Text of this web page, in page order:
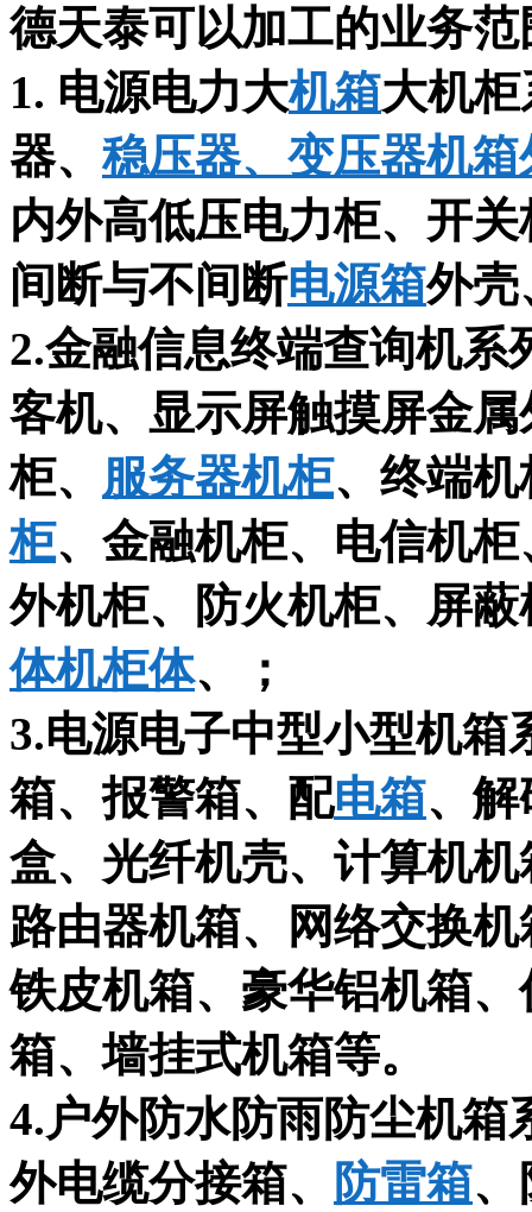
德天泰可以加工的业务范
1. 电源电力大机箱大机
器、稳压器、变压器机箱
内外高低压电力柜、开
间断与不间断电源箱外壳
2.金融信息终端查询机
客机、显示屏触摸屏金
柜、 服务器机柜、终端
柜、金融机柜、电信机
外机柜、防火机柜、屏
体机柜体、
；
3.电源电子中型小型机箱
箱、报警箱、配电箱、
盒、光纤机壳、计算机机
路由器机箱、网络交换
铁皮机箱、豪华铝机箱
箱、墙挂式机箱等。
4.户外防水防雨防尘机箱
外电缆分接箱、
防雷箱